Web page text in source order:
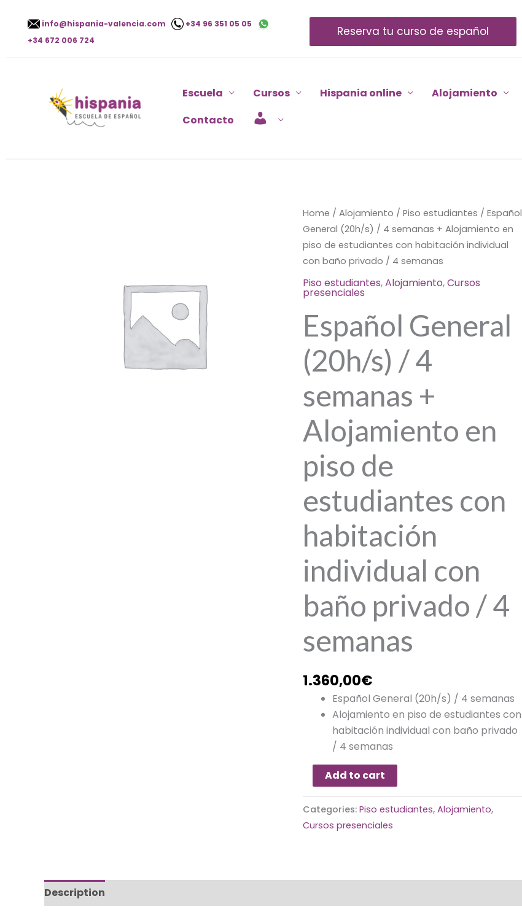
contenido
info@hispania-valencia.com
+34 96 351 05 05
+34 672 006 724
Reserva tu curso de español
Escuela Cursos Hispania online Alojamiento
Contacto
Home / Alojamiento / Piso estudiantes / Español
General (20h/s) / 4 semanas + Alojamiento en
piso de estudiantes con habitación individual
con baño privado / 4 semanas
Piso estudiantes,Alojamiento,Cursos
presenciales
Español General
(20h/s) / 4
semanas +
Alojamiento en
piso de
estudiantes con
habitación
individual con
baño privado / 4
semanas
1.360,00€
Español General (20h/s) / 4 semanas
Alojamiento en piso de estudiantes con
habitación individual con baño privado
/ 4 semanas
Español
General
(20h/s)
/
4
semanas
Alojamiento
en
piso
de
estudiantes
con
habitación
individual
baño
privado
/
4
semanas
quantity
Add to cart
Categories: Piso estudiantes, Alojamiento,
Cursos presenciales
Description